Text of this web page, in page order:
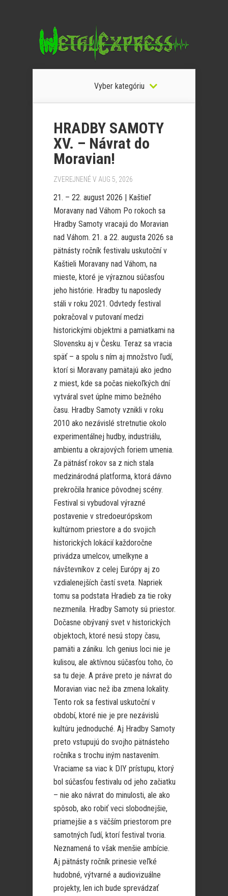
Vyber kategóriu
HRADBY SAMOTY
XV. – Návrat do
Moravian!
ZVEREJNENÉ V AUG 5, 2026
21. – 22. august 2026 | Kaštieľ
Moravany nad Váhom Po rokoch sa
Hradby Samoty vracajú do Moravian
nad Váhom. 21. a 22. augusta 2026 sa
pätnásty ročník festivalu uskutoční v
Kaštieli Moravany nad Váhom, na
mieste, ktoré je výraznou súčasťou
jeho histórie. Hradby tu naposledy
stáli v roku 2021. Odvtedy festival
pokračoval v putovaní medzi
historickými objektmi a pamiatkami na
Slovensku aj v Česku. Teraz sa vracia
späť – a spolu s ním aj množstvo ľudí,
ktorí si Moravany pamätajú ako jedno
z miest, kde sa počas niekoľkých dní
vytváral svet úplne mimo bežného
času. Hradby Samoty vznikli v roku
2010 ako nezávislé stretnutie okolo
experimentálnej hudby, industriálu,
ambientu a okrajových foriem umenia.
Za pätnásť rokov sa z nich stala
medzinárodná platforma, ktorá dávno
prekročila hranice pôvodnej scény.
Festival si vybudoval výrazné
postavenie v stredoeurópskom
kultúrnom priestore a do svojich
historických lokácií každoročne
privádza umelcov, umelkyne a
návštevníkov z celej Európy aj zo
vzdialenejších častí sveta. Napriek
tomu sa podstata Hradieb za tie roky
nezmenila. Hradby Samoty sú priestor.
Dočasne obývaný svet v historických
objektoch, ktoré nesú stopy času,
pamäti a zániku. Ich genius loci nie je
kulisou, ale aktívnou súčasťou toho, čo
sa tu deje. A práve preto je návrat do
Moravian viac než iba zmena lokality.
Tento rok sa festival uskutoční v
období, ktoré nie je pre nezávislú
kultúru jednoduché. Aj Hradby Samoty
preto vstupujú do svojho pätnásteho
ročníka s trochu iným nastavením.
Vraciame sa viac k DIY prístupu, ktorý
bol súčasťou festivalu od jeho začiatku
– nie ako návrat do minulosti, ale ako
spôsob, ako robiť veci slobodnejšie,
priamejšie a s väčším priestorom pre
samotných ľudí, ktorí festival tvoria.
Neznamená to však menšie ambície.
Aj pätnásty ročník prinesie veľké
hudobné, výtvarné a audiovizuálne
projekty, len ich bude sprevádzať